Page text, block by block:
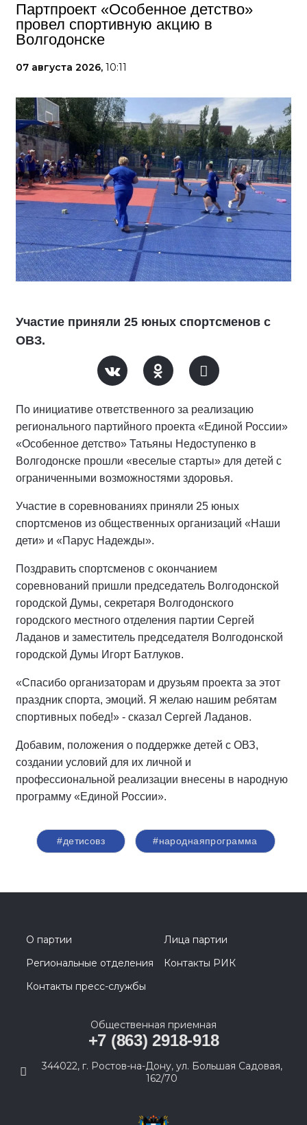
Партпроект «Особенное детство»
провел спортивную акцию в
Волгодонске
07 августа 2026, 10:11
Участие приняли 25 юных спортсменов с
ОВЗ.
По инициативе ответственного за реализацию
регионального партийного проекта «Единой России»
«Особенное детство» Татьяны Недоступенко в
Волгодонске прошли «веселые старты» для детей с
ограниченными возможностями здоровья.
Участие в соревнованиях приняли 25 юных
спортсменов из общественных организаций «Наши
дети» и «Парус Надежды».
Поздравить спортсменов с окончанием
соревнований пришли председатель Волгодонской
городской Думы, секретаря Волгодонского
городского местного отделения партии Сергей
Ладанов и заместитель председателя Волгодонской
городской Думы Игорт Батлуков.
«Спасибо организаторам и друзьям проекта за этот
праздник спорта, эмоций. Я желаю нашим ребятам
спортивных побед!» - сказал Сергей Ладанов.
Добавим, положения о поддержке детей с ОВЗ,
создании условий для их личной и
профессиональной реализации внесены в народную
программу «Единой России».
#детисовз #народнаяпрограмма
О партии
Лица партии
Региональные отделения
Контакты РИК
Контакты пресс-службы
Общественная приемная
+7 (863) 2918-918
344022, г. Ростов-на-Дону, ул. Большая Садовая,
162/70